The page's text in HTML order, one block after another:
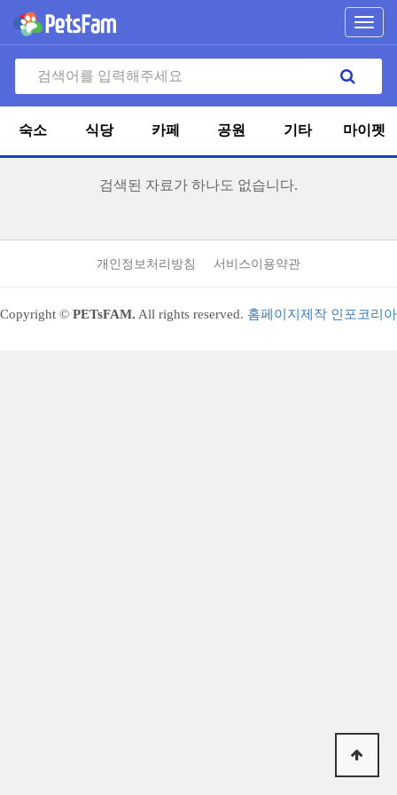
숙소 식당 카페 공원 기타 마이펫
검색된 자료가 하나도 없습니다.
개인정보처리방침 서비스이용약관
Copyright © PETsFAM. All rights reserved. 홈페이지제작 인포코리아